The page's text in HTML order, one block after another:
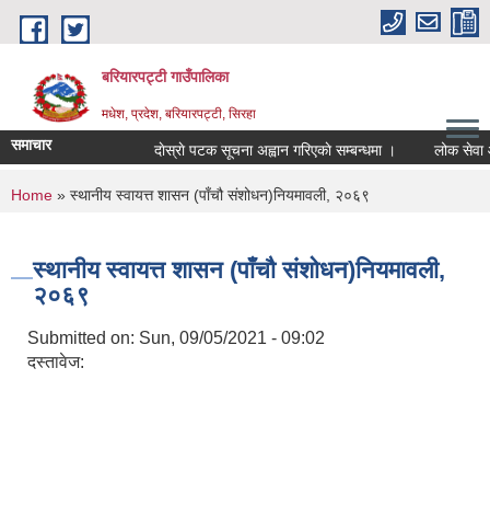
Skip to main content
बरियारपट्टी गाउँपालिका
मधेश, प्रदेश, बरियारपट्टी, सिरहा
समाचार दाेस्राे पटक सूचना अह्वान गरिएकाे सम्बन्धमा । लोक सेवा
You are here
Home » स्थानीय स्वायत्त शासन (पाँचौ संशोधन)नियमावली, २०६९
स्थानीय स्वायत्त शासन (पाँचौ संशोधन)नियमावली,
२०६९
Submitted on: Sun, 09/05/2021 - 09:02
दस्तावेज: